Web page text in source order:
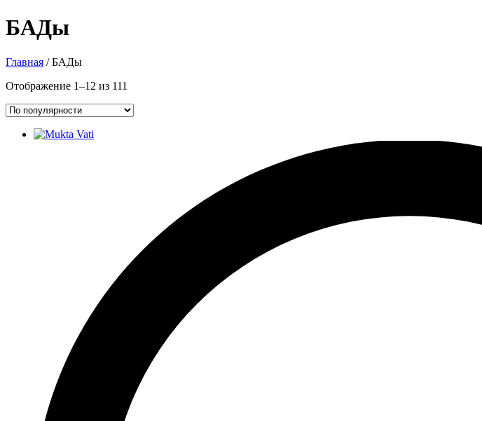
БАДы
Главная / БАДы
Отображение 1–12 из 111